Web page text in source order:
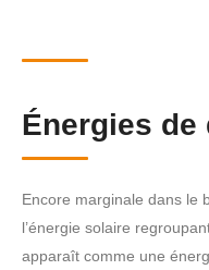
Énergies de
Encore marginale dans le
l’énergie solaire
apparaît comme une